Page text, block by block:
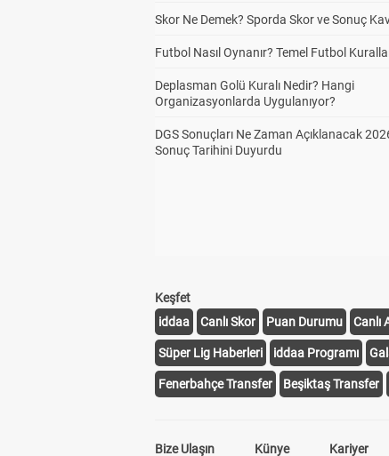
Skor Ne Demek? Sporda Skor ve Sonuç
Futbol Nasıl Oynanır? Temel Futbol
Deplasman Golü Kuralı Nedir? Hangi
Organizasyonlarda Uygulanıyor?
DGS Sonuçları Ne Zaman Açıklanacak
Sonuç Tarihini Duyurdu
Keşfet
iddaa
Canlı Skor Puan Durumu Canlı
Süper Lig Haberleri iddaa Programı
Fenerbahçe Transfer Beşiktaş Transfer
Bize Ulaşın Künye Kariyer